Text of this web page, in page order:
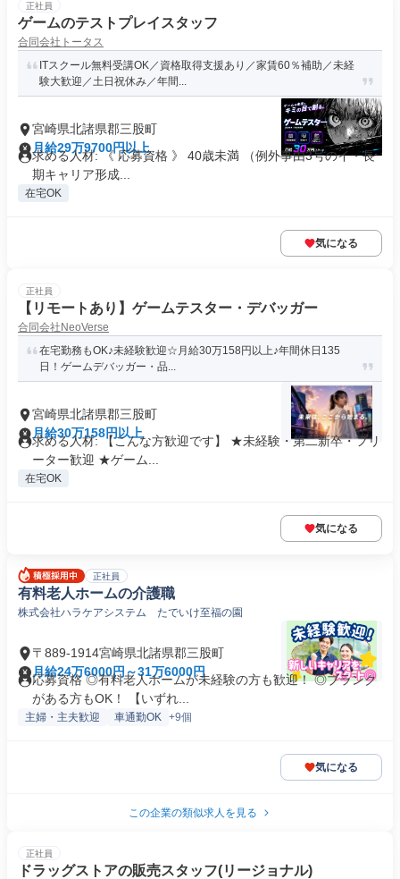
正社員
ゲームのテストプレイスタッフ
合同会社トータス
ITスクール無料受講OK／資格取得支援あり／家賃60％補助／未経
験大歓迎／土日祝休み／年間...
宮崎県北諸県郡三股町
月給29万9700円以上
求める人材: 《 応募資格 》 40歳未満 （例外事由3号のイ・長
期キャリア形成...
在宅OK
気になる
正社員
【リモートあり】ゲームテスター・デバッガー
合同会社NeoVerse
在宅勤務もOK♪未経験歓迎☆月給30万158円以上♪年間休日135
日！ゲームデバッガー・品...
宮崎県北諸県郡三股町
月給30万158円以上
求める人材: 【こんな方歓迎です】 ★未経験・第二新卒・フリ
ーター歓迎 ★ゲーム...
在宅OK
気になる
正社員
有料老人ホームの介護職
株式会社ハラケアシステム たでいけ至福の園
〒889-1914宮崎県北諸県郡三股町
月給24万6000円～31万6000円
応募資格 ◎有料老人ホームが未経験の方も歓迎！ ◎ブランク
がある方もOK！ 【いずれ...
主婦・主夫歓迎 車通勤OK +9個
気になる
この企業の類似求人を見る
正社員
ドラッグストアの販売スタッフ(リージョナル)